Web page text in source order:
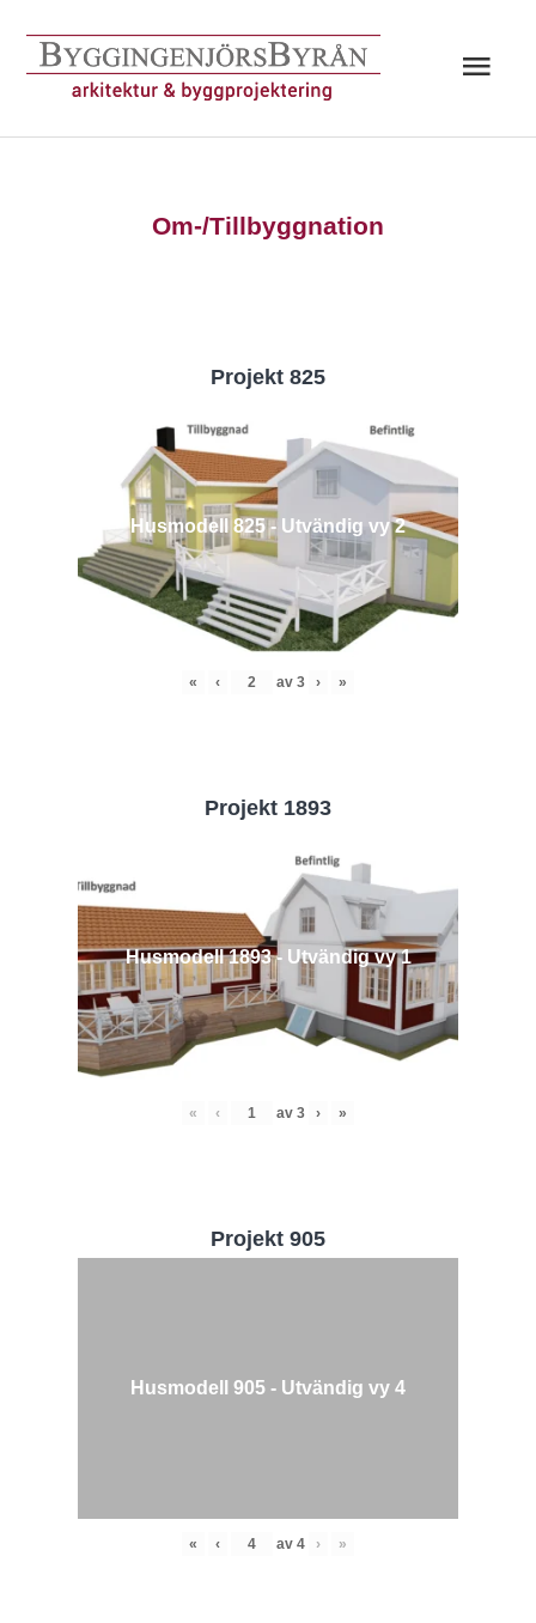
innehåll
Om-/Tillbyggnation
Projekt 825
Husmodell 825 - Utvändig vy 2
« ‹ av 3 › »
Projekt 1893
Husmodell 1893 - Utvändig vy 1
« ‹ av 3 › »
Projekt 905
Husmodell 905 - Utvändig vy 4
« ‹ av 4 › »